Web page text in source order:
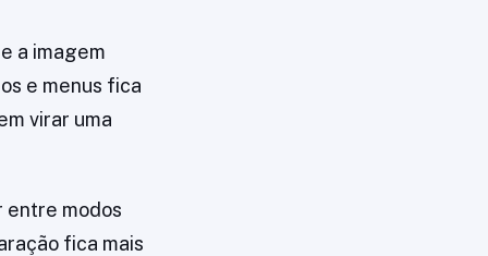
a imagem
e menus fica
virar uma
entre modos
fica mais